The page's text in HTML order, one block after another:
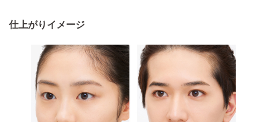
仕上がりイメージ